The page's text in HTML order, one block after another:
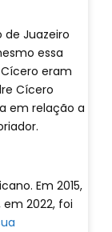
de Juazeiro
essa
eram
Cícero
em relação a
Em 2015,
2022, foi